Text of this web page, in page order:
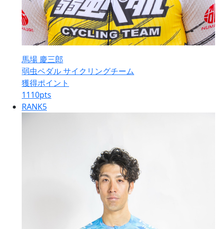
馬場 慶三郎
弱虫ペダル サイクリングチーム
獲得ポイント
1110pts
RANK5